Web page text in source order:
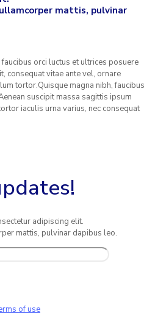
mattis, pulvinar
orci luctus et ultrices posuere
consequat vitae ante vel, ornare
tortor.Quisque magna nibh, faucibus
suscipit massa sagittis ipsum
iaculis urna varius, nec consequat
adipiscing elit.
mattis, pulvinar dapibus leo.
of use